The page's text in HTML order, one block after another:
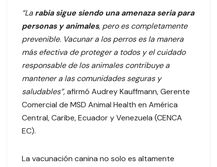
“La rabia sigue siendo una amenaza seria para
personas y animales, pero es completamente
prevenible. Vacunar a los perros es la manera
más efectiva de proteger a todos y el cuidado
responsable de los animales contribuye a
mantener a las comunidades seguras y
saludables”,afirmó Audrey Kauffmann, Gerente
Comercial de MSD Animal Health en América
Central, Caribe, Ecuador y Venezuela (CENCA
EC).
La vacunación canina no solo es altamente